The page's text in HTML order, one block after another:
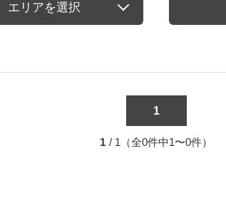
エリアを選択
1
1 / 1（全0件中1〜0件）